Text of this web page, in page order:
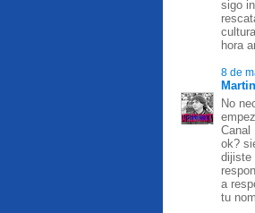
sigo
hora
8 de
Martin
No
Canal
ok?
dijiste
a
tu